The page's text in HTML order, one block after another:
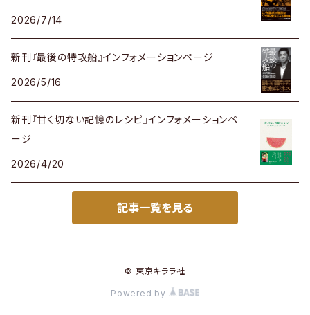
2026/7/14
新刊『最後の特攻船』インフォメーションページ
2026/5/16
新刊『甘く切ない記憶のレシピ』インフォメーションペ
ージ
2026/4/20
記事一覧を見る
© 東京キララ社
Powered by